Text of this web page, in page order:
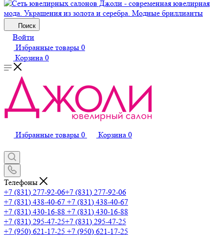
Поиск
Войти
Избранные товары 0
Корзина 0
Избранные товары 0 Корзина 0
Телефоны
+7 (831) 277-92-06+7 (831) 277-92-06
+7 (831) 438-40-67 +7 (831) 438-40-67
+7 (831) 430-16-88 +7 (831) 430-16-88
+7 (831) 295-47-25+7 (831) 295-47-25
+7 (950) 621-17-25 +7 (950) 621-17-25